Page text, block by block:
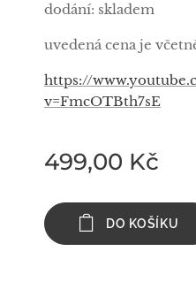
dodání: skladem
uvedená cena je
https://
v=FmcOTBth7sE
499,00 Kč
DO KOŠÍKU